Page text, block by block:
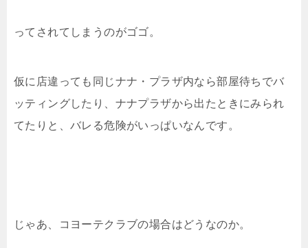
ってされてしまうのがゴゴ。
仮に店違っても同じナナ・プラザ内なら部屋待ちでバ
ッティングしたり、ナナプラザから出たときにみられ
てたりと、バレる危険がいっぱいなんです。
じゃあ、コヨーテクラブの場合はどうなのか。